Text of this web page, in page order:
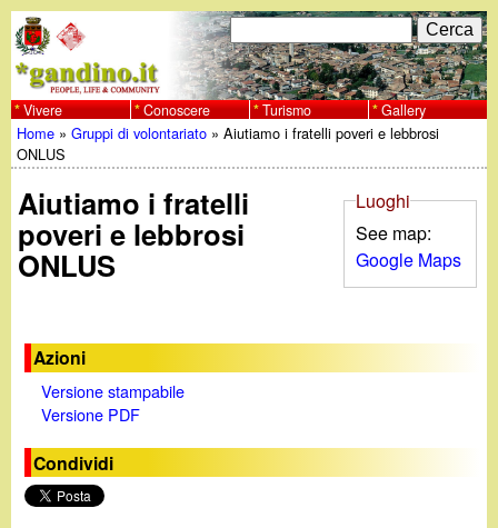
al
contenuto
principale
w
w
w
.
g
n
d
F
o
r
m
d
i
e
r
C
e
r
c
a
Vivere Conoscere Turismo Gallery
Tu
sei
qui
Home »Gruppi di volontariato »Aiutiamo i fratelli poveri e lebbrosi
ONLUS
Aiutiamo i fratelli
poveri e lebbrosi
ONLUS
Luoghi
See map:
Google Maps
Azioni
Versione stampabile
Versione PDF
Condividi